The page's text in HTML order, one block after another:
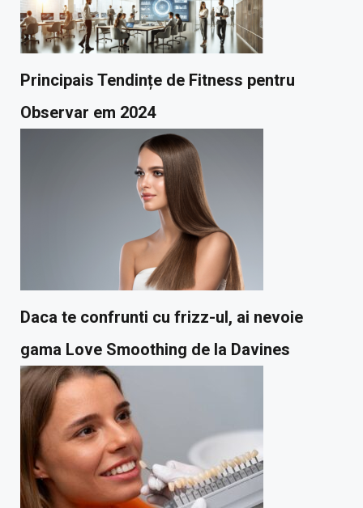
Principais Tendințe de Fitness pentru
Observar em 2024
Daca te confrunti cu frizz-ul, ai nevoie
gama Love Smoothing de la Davines